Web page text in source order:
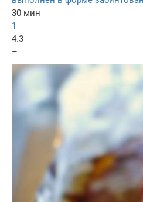
30 мин
1
4.3
–